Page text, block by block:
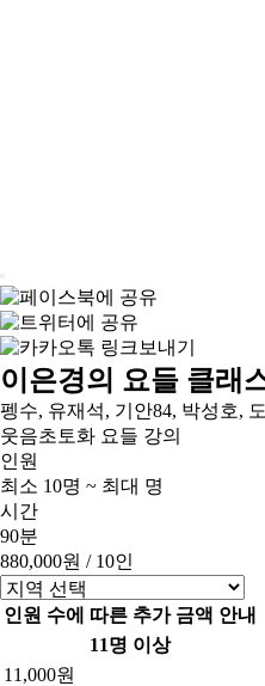
이은경의 요들 클래
펭수, 유재석, 기안84, 박성호,
웃음초토화 요들 강의
인원
최소 10명 ~ 최대 명
시간
90분
880,000원 / 10인
인원 수에 따른 추가 금액 안내
11명 이상
11,000원